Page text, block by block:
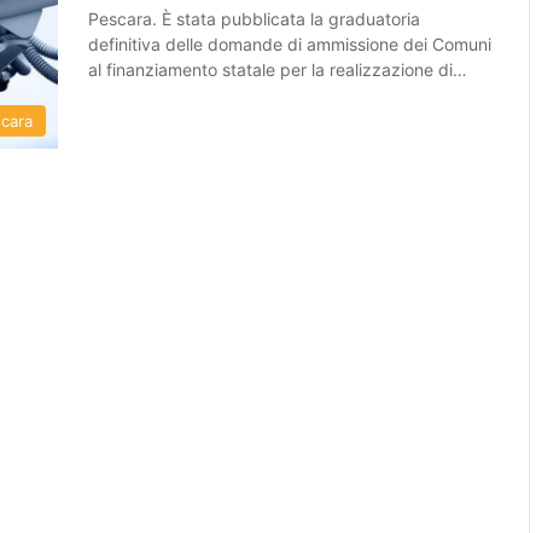
Pescara. È stata pubblicata la graduatoria
definitiva delle domande di ammissione dei Comuni
al finanziamento statale per la realizzazione di…